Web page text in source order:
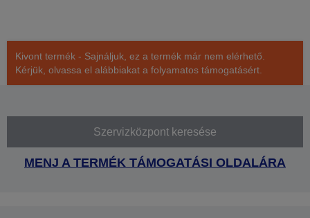
Kivont termék - Sajnáljuk, ez a termék már nem elérhető.
Kérjük, olvassa el alábbiakat a folyamatos támogatásért.
Szervizközpont keresése
MENJ A TERMÉK TÁMOGATÁSI OLDALÁRA